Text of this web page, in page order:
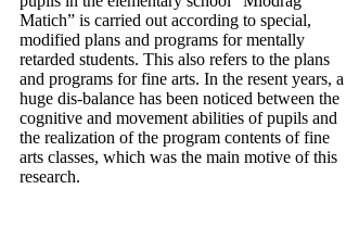
Matich” is car­ried out according to special,
modified plans and programs for mentally
retarded students. This also refers to the plans
and programs for fine arts. In the resent years, a
huge dis-balance has been noticed between the
cognitive and movement abilities of pupils and
the realization of the program contents of fine
arts classes, which was the main motive of this
research.